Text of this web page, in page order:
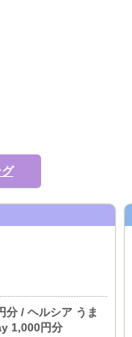
分 / ヘルシア うま
1,000円分